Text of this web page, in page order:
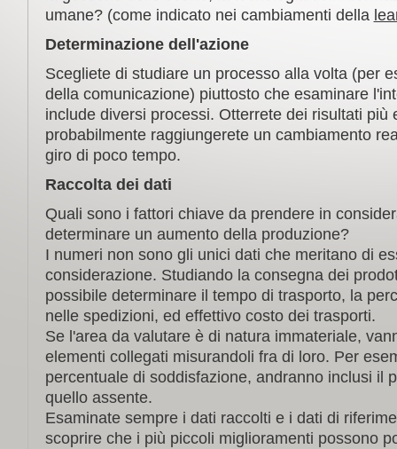
umane? (come indicato nei cambiamenti della
Determinazione dell'azione
Scegliete di studiare un processo alla volta (per
della comunicazione) piuttosto che esaminare
include diversi processi. Otterrete dei risultati più
probabilmente raggiungerete un cambiamento
giro di poco tempo.
Raccolta dei dati
Quali sono i fattori chiave da prendere in
determinare un aumento della produzione?
I numeri non sono gli unici dati che meritano di
considerazione. Studiando la consegna dei
possibile determinare il tempo di trasporto, la
nelle spedizioni, ed effettivo costo dei trasporti.
Se l'area da valutare è di natura immateriale,
elementi collegati misurandoli fra di loro. Per
percentuale di soddisfazione, andranno inclusi il
quello assente.
Esaminate sempre i dati raccolti e i dati di
scoprire che i più piccoli miglioramenti possono